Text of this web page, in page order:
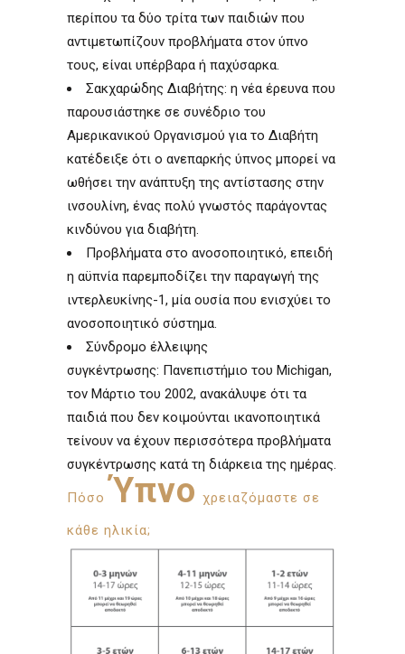
περίπου τα δύο τρίτα των παιδιών που
αντιμετωπίζουν προβλήματα στον ύπνο
τους, είναι υπέρβαρα ή παχύσαρκα.
Σακχαρώδης Διαβήτης: η νέα έρευνα που
παρουσιάστηκε σε συνέδριο του
Αμερικανικού Οργανισμού για το Διαβήτη
κατέδειξε ότι ο ανεπαρκής ύπνος μπορεί να
ωθήσει την ανάπτυξη της αντίστασης στην
ινσουλίνη, ένας πολύ γνωστός παράγοντας
κινδύνου για διαβήτη.
Προβλήματα στο ανοσοποιητικό, επειδή
η αϋπνία παρεμποδίζει την παραγωγή της
ιντερλευκίνης-1, μία ουσία που ενισχύει το
ανοσοποιητικό σύστημα.
Σύνδρομο έλλειψης
συγκέντρωσης: Πανεπιστήμιο του Michigan,
τον Μάρτιο του 2002, ανακάλυψε ότι τα
παιδιά που δεν κοιμούνται ικανοποιητικά
τείνουν να έχουν περισσότερα προβλήματα
συγκέντρωσης κατά τη διάρκεια της ημέρας.
Πόσο Ύπνο χρειαζόμαστε σε
κάθε ηλικία;